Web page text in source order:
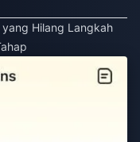
yang Hilang Langkah